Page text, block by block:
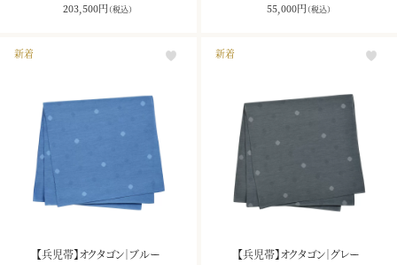
203,500円 （税込） 55,000円 （税込）
新着
【兵児帯】オクタゴン｜ブルー
新着
【兵児帯】オクタゴン｜グレー